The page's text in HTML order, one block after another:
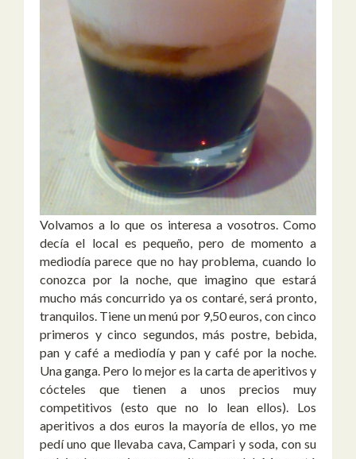
Volvamos a lo que os interesa a vosotros. Como
decía el local es pequeño, pero de momento a
mediodía parece que no hay problema, cuando lo
conozca por la noche, que imagino que estará
mucho más concurrido ya os contaré, será pronto,
tranquilos. Tiene un menú por 9,50 euros, con cinco
primeros y cinco segundos, más postre, bebida,
pan y café a mediodía y pan y café por la noche.
Una ganga. Pero lo mejor es la carta de aperitivos y
cócteles que tienen a unos precios muy
competitivos (esto que no lo lean ellos). Los
aperitivos a dos euros la mayoría de ellos, yo me
pedí uno que llevaba cava, Campari y soda, con su